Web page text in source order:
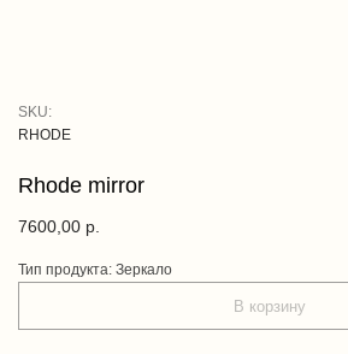
Rhode mirror
RHODE
SKU:
7600,00 р.
В корзину
Тип продукта: Зеркало